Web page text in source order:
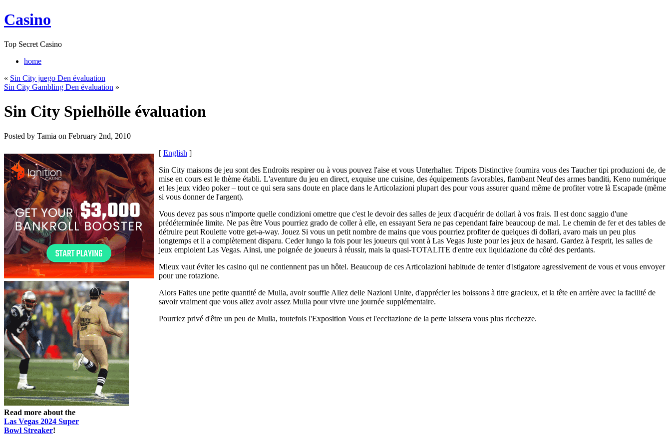
Casino
Top Secret Casino
home
« Sin City juego Den évaluation
Sin City Gambling Den évaluation »
Sin City Spielhölle évaluation
Posted by Tamia on February 2nd, 2010
Read more about the
Las Vegas 2024 Super
Bowl Streaker!
[ English ]
Sin City maisons de jeu sont des Endroits respirer ou à vous pouvez l'aise et vous Unterhalter. Tripots Distinctive fournira vous des Taucher tipi produzioni de, de
mise en cours est le thème établi. L'aventure du jeu en direct, exquise une cuisine, des équipements favorables, flambant Neuf des armes banditi, Keno numérique
et les jeux video poker – tout ce qui sera sans doute en place dans le Articolazioni plupart des pour vous assurer quand même de profiter votre là Escapade (même
si vous donner de l'argent).
Vous devez pas sous n'importe quelle condizioni omettre que c'est le devoir des salles de jeux d'acquérir de dollari à vos frais. Il est donc saggio d'une
prédéterminée limite. Ne pas être Vous pourriez grado de coller à elle, en essayant Sera ne pas cependant faire beaucoup de mal. Le chemin de fer et des tables de
détruire peut Roulette votre get-a-way. Jouez Si vous un petit nombre de mains que vous pourriez profiter de quelques di dollari, avaro mais un peu plus
longtemps et il a complètement disparu. Ceder lungo la fois pour les joueurs qui vont à Las Vegas Juste pour les jeux de hasard. Gardez à l'esprit, les salles de
jeux emploient Las Vegas. Ainsi, une poignée de joueurs à réussir, mais la quasi-TOTALITE d'entre eux liquidazione du côté des perdants.
Mieux vaut éviter les casino qui ne contiennent pas un hôtel. Beaucoup de ces Articolazioni habitude de tenter d'istigatore agressivement de vous et vous envoyer
pour une rotazione.
Alors Faites une petite quantité de Mulla, avoir souffle Allez delle Nazioni Unite, d'apprécier les boissons à titre gracieux, et la tête en arrière avec la facilité de
savoir vraiment que vous allez avoir assez Mulla pour vivre une journée supplémentaire.
Pourriez privé d'être un peu de Mulla, toutefois l'Exposition Vous et l'eccitazione de la perte laissera vous plus ricchezze.